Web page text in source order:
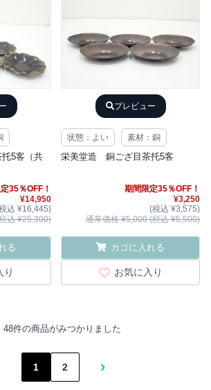
5客（共
35％OFF！
¥14,950
込 ¥16,445)
込 ¥25,300)
る
り
プレビュー
状態：よい 素材：銅
栄美堂造 銅ござ目茶托5客
期間限定35％OFF！
¥3,250
(税込 ¥3,575)
通常価格 ¥5,000 (税込 ¥5,500)
カゴに入れる
お気に入り
48件の商品がみつかりました
1 2 ›